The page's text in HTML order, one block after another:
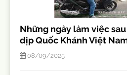
Những ngày làm việc
dịp Quốc Khánh Việt
08/09/2025